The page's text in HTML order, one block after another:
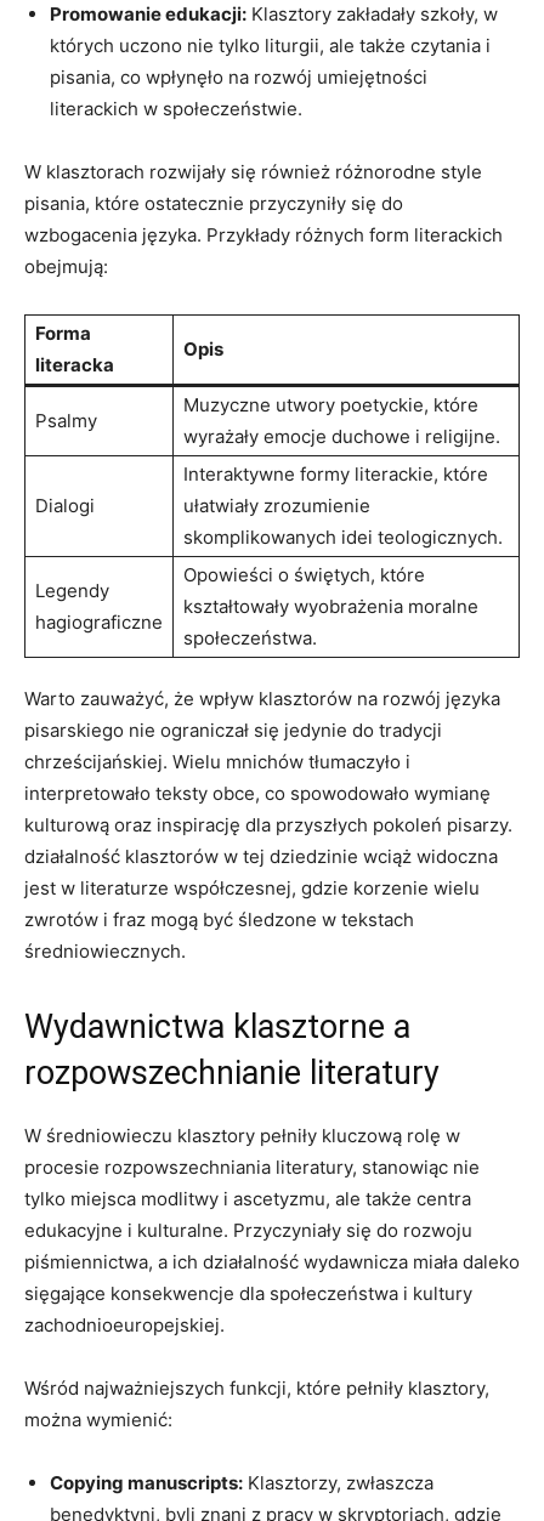
Promowanie edukacji: Klasztory zakładały szkoły, w
których uczono nie tylko liturgii, ale także czytania i
pisania, co wpłynęło na rozwój umiejętności
literackich w społeczeństwie.
W klasztorach rozwijały się również różnorodne style
pisania, które ostatecznie przyczyniły się do
wzbogacenia języka. Przykłady różnych form literackich
obejmują:
Forma
literacka
Opis
Psalmy
Muzyczne utwory poetyckie, które
wyrażały emocje duchowe i religijne.
Dialogi
Interaktywne formy literackie, które
ułatwiały zrozumienie
skomplikowanych idei teologicznych.
Legendy
hagiograficzne
Opowieści o świętych, które
kształtowały wyobrażenia moralne
społeczeństwa.
Warto zauważyć, że wpływ klasztorów na rozwój języka
pisarskiego nie ograniczał się jedynie do tradycji
chrześcijańskiej. Wielu mnichów tłumaczyło i
interpretowało teksty obce, co spowodowało wymianę
kulturową oraz inspirację dla przyszłych pokoleń pisarzy.
działalność klasztorów w tej dziedzinie wciąż widoczna
jest w literaturze współczesnej, gdzie korzenie wielu
zwrotów i fraz mogą być śledzone w tekstach
średniowiecznych.
Wydawnictwa klasztorne a
rozpowszechnianie literatury
W średniowieczu klasztory pełniły kluczową rolę w
procesie rozpowszechniania literatury, stanowiąc nie
tylko miejsca modlitwy i ascetyzmu, ale także centra
edukacyjne i kulturalne. Przyczyniały się do rozwoju
piśmiennictwa, a ich działalność wydawnicza miała daleko
sięgające konsekwencje dla społeczeństwa i kultury
zachodnioeuropejskiej.
Wśród najważniejszych funkcji, które pełniły klasztory,
można wymienić:
Copying manuscripts: Klasztorzy, zwłaszcza
benedyktyni, byli znani z pracy w skryptoriach, gdzie